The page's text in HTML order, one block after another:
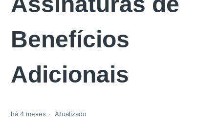
Benefícios
Adicionais
há 4 meses Atualizado